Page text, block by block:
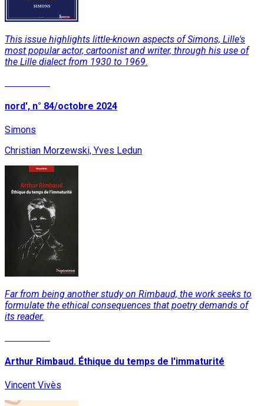
This issue highlights little-known aspects of Simons, Lille's
most popular actor, cartoonist and writer, through his use of
the Lille dialect from 1930 to 1969.
nord', n° 84/octobre 2024
Simons
Christian Morzewski, Yves Ledun
Far from being another study on Rimbaud, the work seeks to
formulate the ethical consequences that poetry demands of
its reader.
Arthur Rimbaud. Éthique du temps de l'immaturité
Vincent Vivès